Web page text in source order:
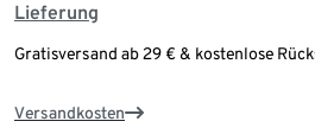
Lieferung
Gratisversand ab 29 € & kostenlose
Versandkosten